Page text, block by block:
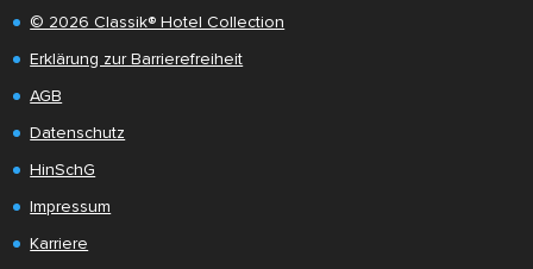
© 2026 Classik® Hotel Collection
Erklärung zur Barrierefreiheit
AGB
Datenschutz
HinSchG
Impressum
Karriere